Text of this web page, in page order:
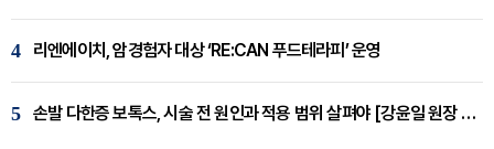
4 리엔에이치, 암경험자 대상 ‘RE:CAN 푸드테라피’ 운영
5 손발 다한증 보톡스, 시술 전 원인과 적용 범위 살펴야 [강윤일 원장 칼럼]